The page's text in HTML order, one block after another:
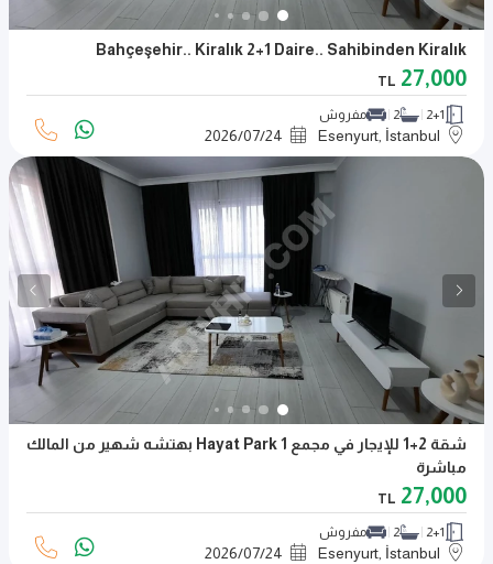
Bahçeşehir.. Kiralık 2+1 Daire.. Sahibinden Kiralık
27,000
TL
2+1
2 مفروش
Esenyurt, İstanbul
2026/07/24
شقة 2+1 للإيجار في مجمع Hayat Park 1 بهتشه شهير من المالك
مباشرة
27,000
TL
2+1
2 مفروش
Esenyurt, İstanbul
2026/07/24